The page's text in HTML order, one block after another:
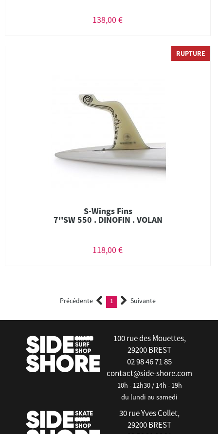
138,00 €
RUPTURE
S-Wings Fins
7''SW 550 . DINOFIN . VOLAN
118,00 €
Précédente 1 (current)Suivante
100 rue des Mouettes,
29200 BREST
02 98 46 71 85
contact@side-shore.com
10h - 12h30 / 14h - 19h
du lundi au samedi
30 rue Yves Collet,
29200 BREST